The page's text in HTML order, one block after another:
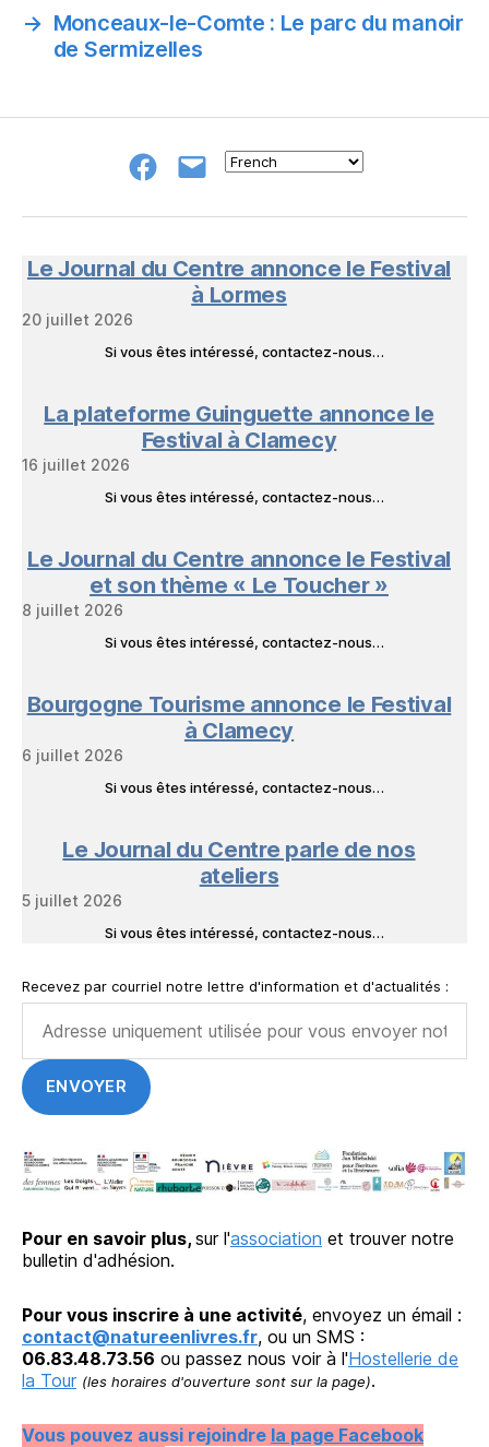
→ Monceaux-le-Comte : Le parc du manoir
de Sermizelles
Groupe
NeL
E-
à
Livres
Le Journal du Centre annonce le Festival
à Lormes
20 juillet 2026
Si vous êtes intéressé, contactez-nous…
La plateforme Guinguette annonce le
Festival à Clamecy
16 juillet 2026
Si vous êtes intéressé, contactez-nous…
Le Journal du Centre annonce le Festival
et son thème « Le Toucher »
8 juillet 2026
Si vous êtes intéressé, contactez-nous…
Bourgogne Tourisme annonce le Festival
à Clamecy
6 juillet 2026
Si vous êtes intéressé, contactez-nous…
Le Journal du Centre parle de nos
ateliers
5 juillet 2026
Si vous êtes intéressé, contactez-nous…
Recevez par courriel notre lettre d'information et d'actualités :
Pour en savoir plus, sur l'association et trouver notre
bulletin d'adhésion.
Pour vous inscrire à une activité, envoyez un émail :
contact@natureenlivres.fr, ou un SMS :
06.83.48.73.56 ou passez nous voir à l'Hostellerie de
la Tour (les horaires d'ouverture sont sur la page).
Vous pouvez aussi rejoindre la page Facebook